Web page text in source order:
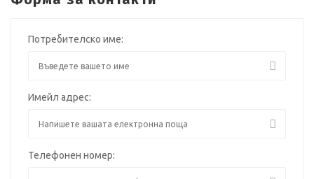
Потребителско име:
Имейл адрес:
Телефонен номер: